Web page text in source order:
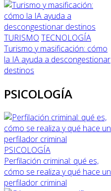
TURISMO TECNOLOGÍA
Turismo y masificación: cómo
la IA ayuda a descongestionar
destinos
PSICOLOGÍA
PSICOLOGÍA
Perfilación criminal: qué es,
cómo se realiza y qué hace un
perfilador criminal